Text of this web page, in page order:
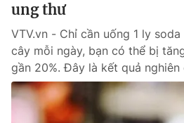
ung thư
VTV.vn - Chỉ cần uống 1 ly
cây mỗi ngày, bạn có thể bị
gần 20%. Đây là kết quả nghiên